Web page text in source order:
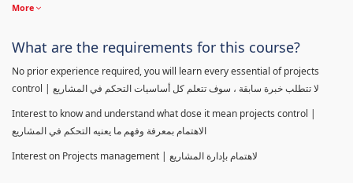
More
What are the requirements for this course?
No prior experience required, you will learn every essential of projects
control | لا تتطلب خبرة سابقة ، سوف تتعلم كل أساسيات التحكم في المشاريع
Interest to know and understand what dose it mean projects control |
الاهتمام بمعرفة وفهم ما يعنيه التحكم في المشاريع
Interest on Projects management | لاهتمام بإدارة المشاريع